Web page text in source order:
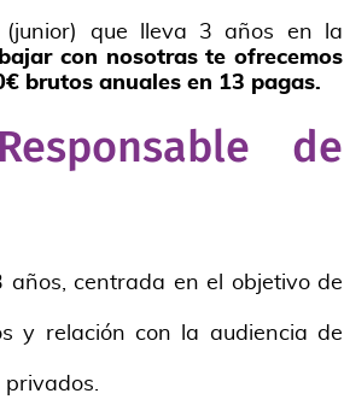
(junior) que lleva 3 años en la
con nosotras te ofrecemos
brutos anuales en 13 pagas.
de
centrada en el objetivo de
y relación con la audiencia de
privados.